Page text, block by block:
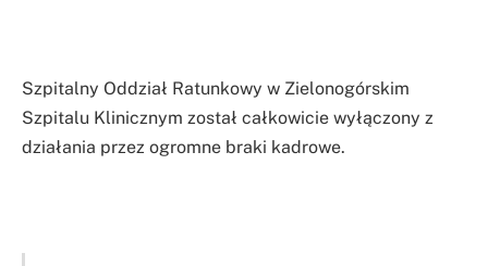
Szpitalny Oddział Ratunkowy w Zielonogórskim
Szpitalu Klinicznym został całkowicie wyłączony z
działania przez ogromne braki kadrowe.